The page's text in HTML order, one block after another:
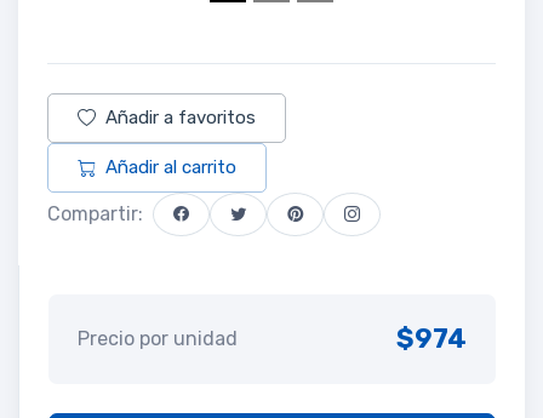
Añadir a favoritos
Añadir al carrito
Compartir:
Precio por unidad $974